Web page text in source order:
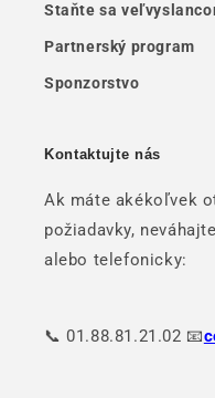
Staňte sa
Partnerský program
Sponzorstvo
Kontaktujte nás
Ak máte akékoľvek
požiadavky,
alebo telefonicky:
📞 01.88.81.21.02 📧